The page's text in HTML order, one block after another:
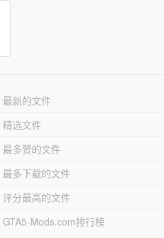
最新的文件
精选文件
最多赞的文件
最多下载的文件
评分最高的文件
GTA5-Mods.com排行榜